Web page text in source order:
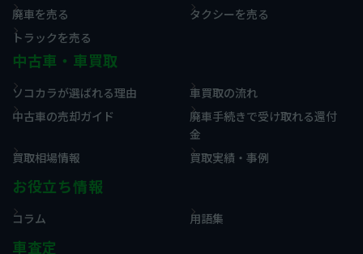
廃車を売る
タクシーを売る
トラックを売る
中古車・車買取
ソコカラが選ばれる理由
車買取の流れ
中古車の売却ガイド
廃車手続きで受け取れる還付
金
買取相場情報
買取実績・事例
お役立ち情報
コラム 用語集
車査定